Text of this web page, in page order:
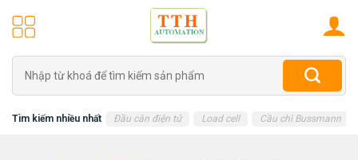
kiếm:
Tìm kiếm nhiều nhất Đầu cân điện tử Load cell Cầu chì Bussmann